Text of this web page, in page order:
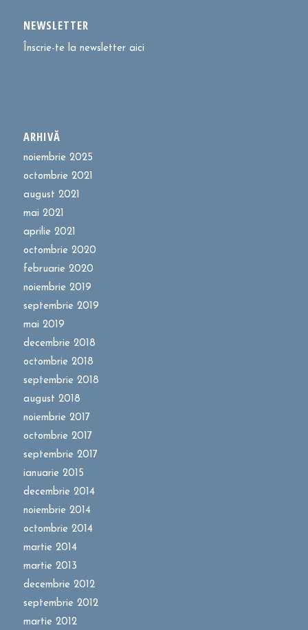
NEWSLETTER
Înscrie-te la newsletter aici
ARHIVĂ
noiembrie 2025
octombrie 2021
august 2021
mai 2021
aprilie 2021
octombrie 2020
februarie 2020
noiembrie 2019
septembrie 2019
mai 2019
decembrie 2018
octombrie 2018
septembrie 2018
august 2018
noiembrie 2017
octombrie 2017
septembrie 2017
ianuarie 2015
decembrie 2014
noiembrie 2014
octombrie 2014
martie 2014
martie 2013
decembrie 2012
septembrie 2012
martie 2012